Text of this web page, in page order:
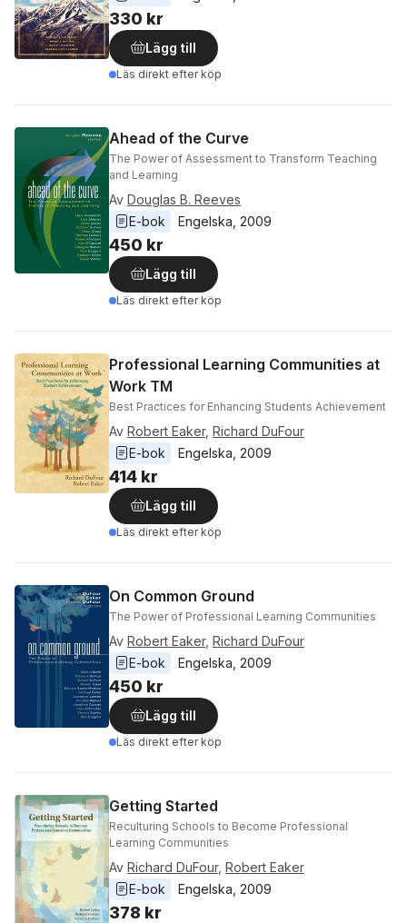
330 kr
Lägg till
Läs direkt efter köp
Ahead of the Curve
The Power of Assessment to Transform Teaching
and Learning
Av Douglas B. Reeves
E-bok
Engelska 2009
450 kr
Lägg till
Läs direkt efter köp
Professional Learning Communities at
Work TM
Best Practices for Enhancing Students Achievement
Av Robert Eaker, Richard DuFour
E-bok
Engelska 2009
414 kr
Lägg till
Läs direkt efter köp
On Common Ground
The Power of Professional Learning Communities
Av Robert Eaker, Richard DuFour
E-bok
Engelska 2009
450 kr
Lägg till
Läs direkt efter köp
Getting Started
Reculturing Schools to Become Professional
Learning Communities
Av Richard DuFour, Robert Eaker
E-bok
Engelska 2009
378 kr